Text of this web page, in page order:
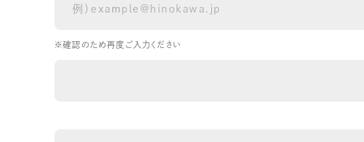
※確認のため再度ご入力ください